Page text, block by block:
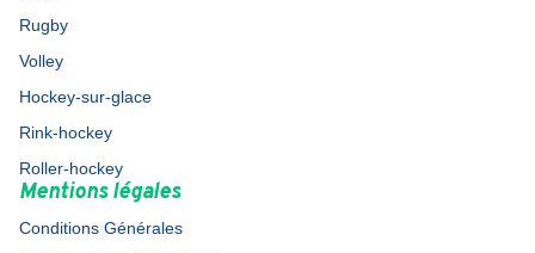
Rugby
Volley
Hockey-sur-glace
Rink-hockey
Roller-hockey
Mentions légales
Conditions Générales